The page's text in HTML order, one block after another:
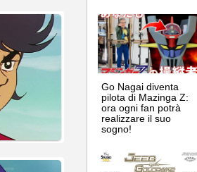
Go Nagai diventa
pilota di Mazinga Z:
ora ogni fan potrà
realizzare il suo
sogno!